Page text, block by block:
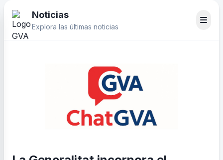
Noticias
Explora las últimas noticias